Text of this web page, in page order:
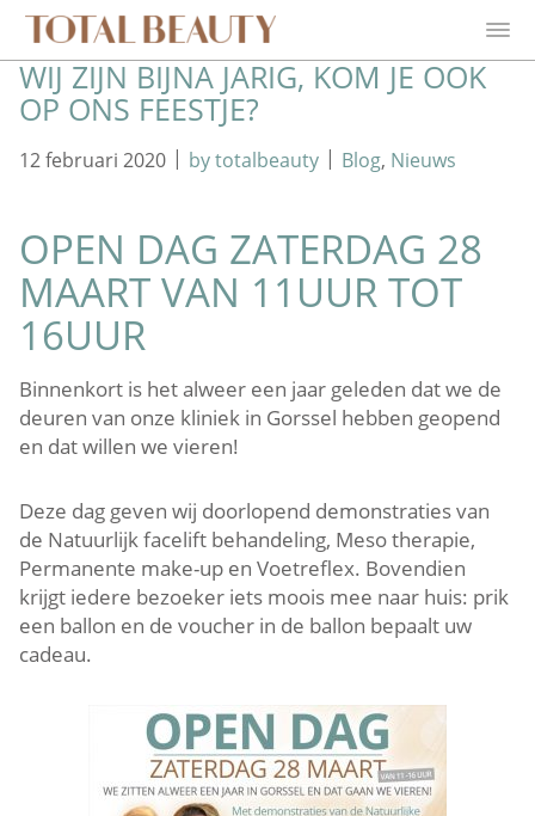
WIJ ZIJN BIJNA JARIG, KOM JE OOK
OP ONS FEESTJE?
12 februari 2020 | by totalbeauty | Blog, Nieuws
OPEN DAG ZATERDAG 28
MAART VAN 11UUR TOT
16UUR
Binnenkort is het alweer een jaar geleden dat we de
deuren van onze kliniek in Gorssel hebben geopend
en dat willen we vieren!
Deze dag geven wij doorlopend demonstraties van
de Natuurlijk facelift behandeling, Meso therapie,
Permanente make-up en Voetreflex. Bovendien
krijgt iedere bezoeker iets moois mee naar huis: prik
een ballon en de voucher in de ballon bepaalt uw
cadeau.